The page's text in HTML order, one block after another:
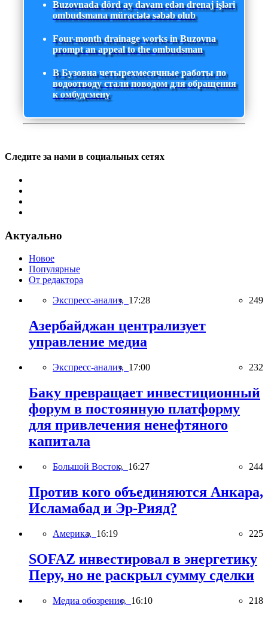
Buzovnada dörd ay davam edən drenaj işləri
ombudsmana müraciətə səbəb olub
Four-month drainage works in Buzovna
prompt an appeal to the ombudsman
В Бузовна четырехмесячные работы по
водоотводу стали поводом для обращения
к омбудсмену
Следите за нами в социальных сетях
Актуально
Новое
Популярные
От редактора
Экспресс-анализ, 17:28 249
Азербайджан централизует
управление медиа
Экспресс-анализ, 17:00 232
Баку превращает инвестиционный
форум в постоянную платформу
для привлечения ненефтяного
капитала
Большой Восток, 16:27 244
Против кого объединяются Анкара,
Исламабад и Эр-Рияд?
Америка, 16:19 225
SOFAZ инвестировал в энергетику
Перу, но не раскрыл сумму сделки
Медиа обозрение, 16:10 218